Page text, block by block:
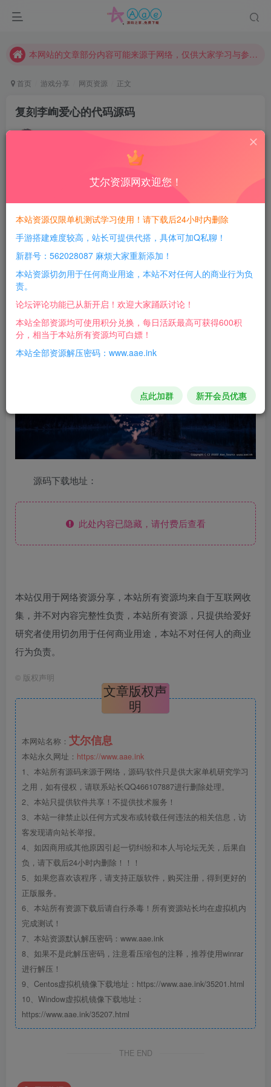
现在赞助会员享受专属折扣，详情点击此条公告。
本网站的文章部分内容可能来源于网络，仅供大家学习与参考，如有侵权，请联系站长QQ466107887进行删除处理。
首页 游戏分享 网页资源 正文
复刻李峋爱心的代码源码
关注
每日活跃最高可获得600积分！所有资源可以使用
积分免费兑换！
简介：
果然没一个人能逃过命韵峋环，李峋的爱心代码真的甜
到发昏。（个人感觉这个有点像GIF图“没有断定”没有演示代
码的执行过程）
下面是经博主美化后的复刻的代码
图片：
源码下载地址：
此处内容已隐藏，请付费后查看
本站仅用于网络资源分享，本站所有资源均来自于互联网收
集，并不对内容完整性负责，本站所有资源，只提供给爱好
研究者使用切勿用于任何商业用途，本站不对任何人的商业
行为负责。
© 版权声明
文章版权声
明
本网站名称： 艾尔信息
本站永久网址： https://www.aae.ink
1、本站所有源码来源于网络，源码/软件只是供大家单机研究学习
之用，如有侵权，请联系站长QQ466107887进行删除处理。
2、本站只提供软件共享！不提供技术服务！
3、本站一律禁止以任何方式发布或转载任何违法的相关信息，访
客发现请向站长举报。
4、如因商用或其他原因引起一切纠纷和本人与论坛无关，后果自
负，请下载后24小时内删除！！！
5、如果您喜欢该程序，请支持正版软件，购买注册，得到更好的
正版服务。
6、本站所有资源下载后请自行杀毒！所有资源站长均在虚拟机内
完成测试！
7、本站资源默认解压密码：www.aae.ink
8、如果不是此解压密码，注意看压缩包的注释，推荐使用winrar
进行解压！
9、Centos虚拟机镜像下载地址：https://www.aae.ink/35201.html
10、Window虚拟机镜像下载地址：
https://www.aae.ink/35207.html
THE END
艾尔资源网欢迎您！
本站资源仅限单机测试学习使用！请下载后24小时内删除
手游搭建难度较高，站长可提供代搭，具体可加Q私聊！
新群号：562028087 麻烦大家重新添加！
本站资源切勿用于任何商业用途，本站不对任何人的商业行为负
责。
论坛评论功能已从新开启！欢迎大家踊跃讨论！
本站全部资源均可使用积分兑换，每日活跃最高可获得600积
分，相当于本站所有资源均可白嫖！
本站全部资源解压密码：www.aae.ink
点此加群 新开会员优惠